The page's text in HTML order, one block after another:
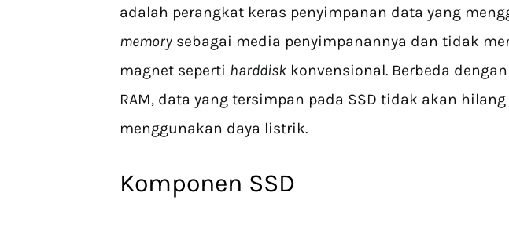
adalah perangkat keras penyimpanan data yang
memory sebagai media penyimpanannya dan tidak
magnet seperti harddisk konvensional. Berbeda dengan
RAM, data yang tersimpan pada SSD tidak akan
menggunakan daya listrik.
Komponen SSD